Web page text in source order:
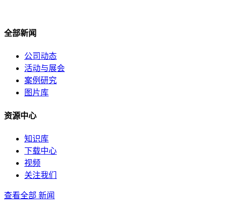
全部新闻
公司动态
活动与展会
案例研究
图片库
资源中心
知识库
下载中心
视频
关注我们
查看全部 新闻